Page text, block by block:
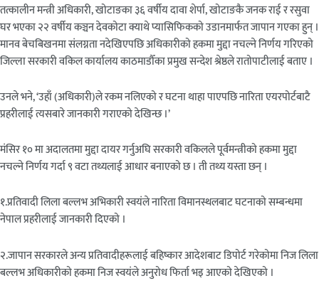
तत्कालीन मन्त्री अधिकारी, खोटाङका ३६ वर्षीय दावा शेर्पा, खोटाङकै जनक राई र रसुवा
घर भएका २२ वर्षीय कञ्चन देवकोटा क्याथे प्यासिफिकको उडानमार्फत जापान गएका हुन् ।
मानव बेचबिखनमा संलग्नता नदेखिएपछि अधिकारीको हकमा मुद्दा नचल्ने निर्णय गरिएको
जिल्ला सरकारी वकिल कार्यालय काठमाडौँका प्रमुख सन्देश श्रेष्ठले रातोपाटीलाई बताए ।
उनले भने, ‘उहाँ (अधिकारी)ले रकम नलिएको र घटना थाहा पाएपछि नारिता एयरपोर्टबाटै
प्रहरीलाई त्यसबारे जानकारी गराएको देखिन्छ ।’
मंसिर १० मा अदालतमा मुद्दा दायर गर्नुअघि सरकारी वकिलले पूर्वमन्त्रीको हकमा मुद्दा
नचल्ने निर्णय गर्दा ९ वटा तथ्यलाई आधार बनाएको छ । ती तथ्य यस्ता छन् ।
१.प्रतिवादी लिला बल्लभ अभिकारी स्वयंले नारिता विमानस्थलबाट घटनाको सम्बन्धमा
नेपाल प्रहरीलाई जानकारी दिएको ।
२.जापान सरकारले अन्य प्रतिवादीहरूलाई बहिष्कार आदेशबाट डिपोर्ट गरेकोमा निज लिला
बल्लभ अधिकारीको हकमा निज स्वयंले अनुरोध फिर्ता भइ आएको देखिएको ।